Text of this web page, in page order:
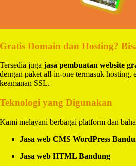
Gratis Domain dan Hosting?
Tersedia juga jasa pembuatan website
dengan paket all-in-one termasuk hosting,
keamanan SSL.
Teknologi yang Digunakan
Kami melayani berbagai platform dan
Jasa web CMS WordPress
Jasa web HTML Bandung